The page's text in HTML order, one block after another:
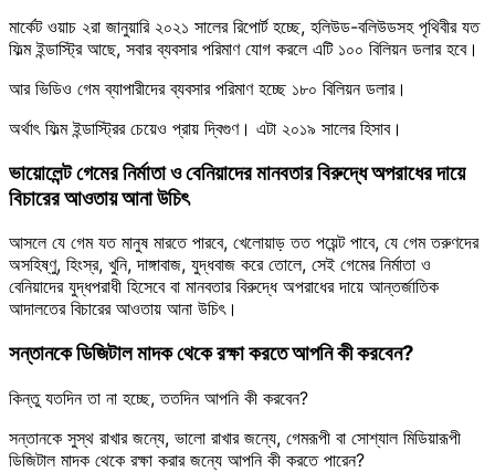
মার্কেট ওয়াচ ২রা জানুয়ারি ২০২১ সালের রিপোর্ট হচ্ছে, হলিউড-বলিউডসহ পৃথিবীর যত
ফিল্ম ইন্ডাস্ট্রি আছে, সবার ব্যবসার পরিমাণ যোগ করলে এটি ১০০ বিলিয়ন ডলার হবে।
আর ভিডিও গেম ব্যাপারীদের ব্যবসার পরিমাণ হচ্ছে ১৮০ বিলিয়ন ডলার।
অর্থাৎ ফিল্ম ইন্ডাস্ট্রির চেয়েও প্রায় দ্বিগুণ। এটা ২০১৯ সালের হিসাব।
ভায়োলেন্ট গেমের নির্মাতা ও বেনিয়াদের মানবতার বিরুদ্ধে অপরাধের দায়ে
বিচারের আওতায় আনা উচিৎ
আসলে যে গেম যত মানুষ মারতে পারবে, খেলোয়াড় তত পয়েন্ট পাবে, যে গেম তরুণদের
অসহিষ্ণু, হিংস্র, খুনি, দাঙ্গাবাজ, যুদ্ধবাজ করে তোলে, সেই গেমের নির্মাতা ও
বেনিয়াদের যুদ্ধপরাধী হিসেবে বা মানবতার বিরুদ্ধে অপরাধের দায়ে আন্তর্জাতিক
আদালতের বিচারের আওতায় আনা উচিৎ।
সন্তানকে ডিজিটাল মাদক থেকে রক্ষা করতে আপনি কী করবেন?
কিন্তু যতদিন তা না হচ্ছে, ততদিন আপনি কী করবেন?
সন্তানকে সুস্থ রাখার জন্যে, ভালো রাখার জন্যে, গেমরূপী বা সোশ্যাল মিডিয়ারূপী
ডিজিটাল মাদক থেকে রক্ষা করার জন্যে আপনি কী করতে পারেন?